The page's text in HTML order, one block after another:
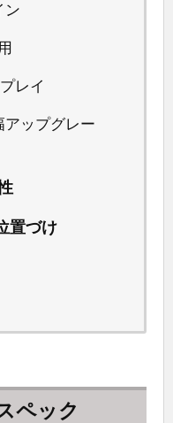
ン
レイ
アップグレー
置づけ
ペック